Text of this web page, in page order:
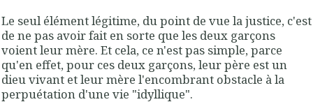
Le seul élément légitime, du point de vue la justice, c'est
de ne pas avoir fait en sorte que les deux garçons
voient leur mère. Et cela, ce n'est pas simple, parce
qu'en effet, pour ces deux garçons, leur père est un
dieu vivant et leur mère l'encombrant obstacle à la
perpuétation d'une vie "idyllique".